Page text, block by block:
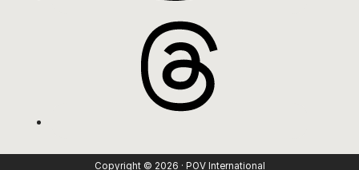
Copyright © 2026 · POV International